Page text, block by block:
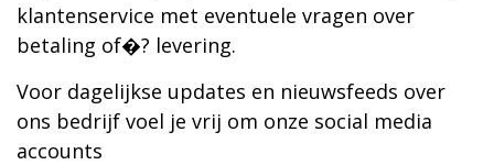
klantenservice met eventuele vragen over
betaling of�? levering.
Voor dagelijkse updates en nieuwsfeeds over
ons bedrijf voel je vrij om onze social media
accounts